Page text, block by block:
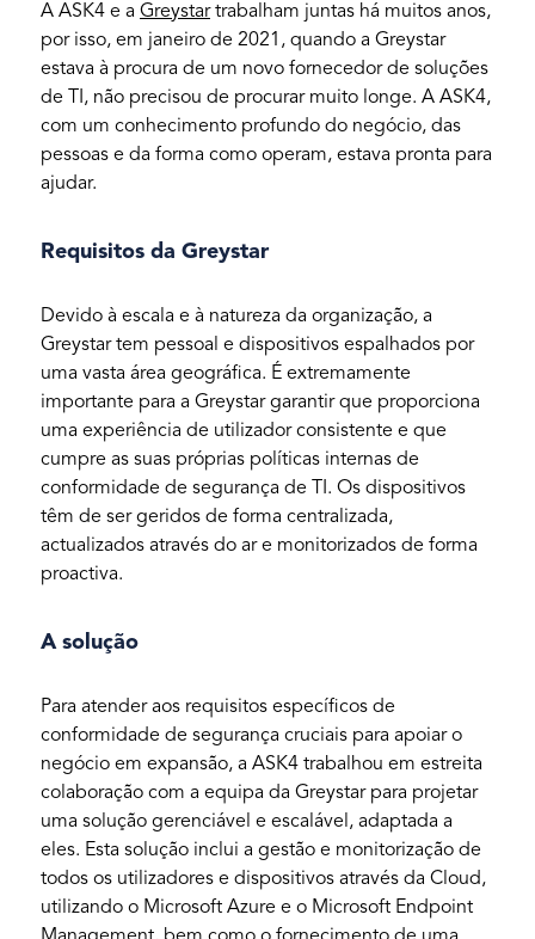
A ASK4 e a Greystartrabalham juntas há muitos anos,
por isso, em janeiro de 2021, quando a Greystar
estava à procura de um novo fornecedor de soluções
de TI, não precisou de procurar muito longe. A ASK4,
com um conhecimento profundo do negócio, das
pessoas e da forma como operam, estava pronta para
ajudar.
Requisitos da Greystar
Devido à escala e à natureza da organização, a
Greystar tem pessoal e dispositivos espalhados por
uma vasta área geográfica. É extremamente
importante para a Greystar garantir que proporciona
uma experiência de utilizador consistente e que
cumpre as suas próprias políticas internas de
conformidade de segurança de TI. Os dispositivos
têm de ser geridos de forma centralizada,
actualizados através do ar e monitorizados de forma
proactiva.
A solução
Para atender aos requisitos específicos de
conformidade de segurança cruciais para apoiar o
negócio em expansão, a ASK4 trabalhou em estreita
colaboração com a equipa da Greystar para projetar
uma solução gerenciável e escalável, adaptada a
eles. Esta solução inclui a gestão e monitorização de
todos os utilizadores e dispositivos através da Cloud,
utilizando o Microsoft Azure e o Microsoft Endpoint